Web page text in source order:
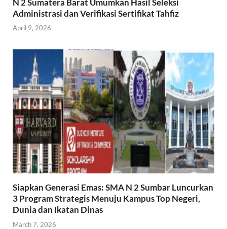
N 2 Sumatera Barat Umumkan Hasil Seleksi
Administrasi dan Verifikasi Sertifikat Tahfiz
April 9, 2026
Siapkan Generasi Emas: SMA N 2 Sumbar Luncurkan
3 Program Strategis Menuju Kampus Top Negeri,
Dunia dan Ikatan Dinas
March 7, 2026